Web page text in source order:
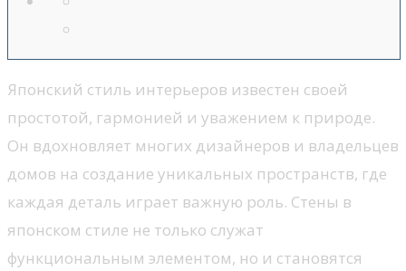
Японский стиль интерьеров известен своей
простотой, гармонией и уважением к природе.
Он вдохновляет многих дизайнеров и владельцев
домов на создание уникальных пространств, где
каждая деталь играет важную роль. Стены в
японском стиле не только служат
функциональным элементом, но и становятся